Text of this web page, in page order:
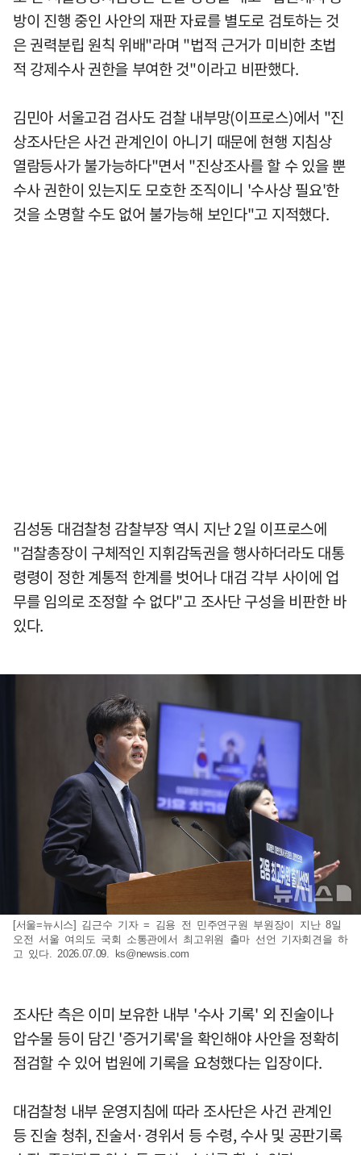
방이 진행 중인 사안의 재판 자료를 별도로 검토하는 것
은 권력분립 원칙 위배"라며 "법적 근거가 미비한 초법
적 강제수사 권한을 부여한 것"이라고 비판했다.
김민아 서울고검 검사도 검찰 내부망(이프로스)에서 "진
상조사단은 사건 관계인이 아니기 때문에 현행 지침상
열람등사가 불가능하다"면서 "진상조사를 할 수 있을 뿐
수사 권한이 있는지도 모호한 조직이니 '수사상 필요'한
것을 소명할 수도 없어 불가능해 보인다"고 지적했다.
김성동 대검찰청 감찰부장 역시 지난 2일 이프로스에
"검찰총장이 구체적인 지휘감독권을 행사하더라도 대통
령령이 정한 계통적 한계를 벗어나 대검 각부 사이에 업
무를 임의로 조정할 수 없다"고 조사단 구성을 비판한 바
있다.
[서울=뉴시스] 김근수 기자 = 김용 전 민주연구원 부원장이 지난 8일
오전 서울 여의도 국회 소통관에서 최고위원 출마 선언 기자회견을 하
고 있다. 2026.07.09.
ks@newsis.com
조사단 측은 이미 보유한 내부 '수사 기록' 외 진술이나
압수물 등이 담긴 '증거기록'을 확인해야 사안을 정확히
점검할 수 있어 법원에 기록을 요청했다는 입장이다.
대검찰청 내부 운영지침에 따라 조사단은 사건 관계인
등 진술 청취, 진술서·경위서 등 수령, 수사 및 공판기록